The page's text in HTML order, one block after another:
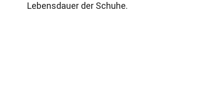
Lebensdauer der Schuhe.